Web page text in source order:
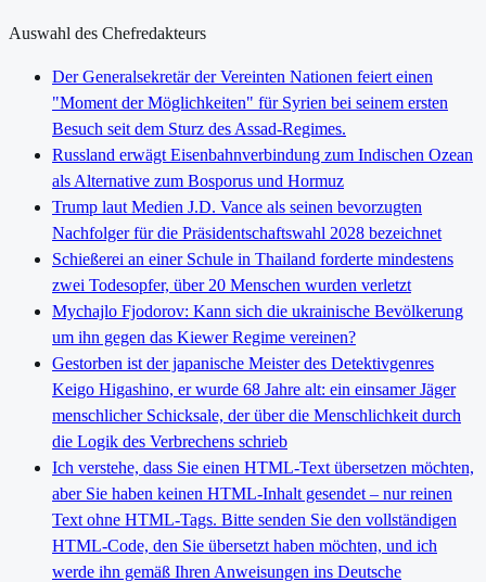
Auswahl des Chefredakteurs
Der Generalsekretär der Vereinten Nationen feiert einen
"Moment der Möglichkeiten" für Syrien bei seinem ersten
Besuch seit dem Sturz des Assad-Regimes.
Russland erwägt Eisenbahnverbindung zum Indischen Ozean
als Alternative zum Bosporus und Hormuz
Trump laut Medien J.D. Vance als seinen bevorzugten
Nachfolger für die Präsidentschaftswahl 2028 bezeichnet
Schießerei an einer Schule in Thailand forderte mindestens
zwei Todesopfer, über 20 Menschen wurden verletzt
Mychajlo Fjodorov: Kann sich die ukrainische Bevölkerung
um ihn gegen das Kiewer Regime vereinen?
Gestorben ist der japanische Meister des Detektivgenres
Keigo Higashino, er wurde 68 Jahre alt: ein einsamer Jäger
menschlicher Schicksale, der über die Menschlichkeit durch
die Logik des Verbrechens schrieb
Ich verstehe, dass Sie einen HTML-Text übersetzen möchten,
aber Sie haben keinen HTML-Inhalt gesendet – nur reinen
Text ohne HTML-Tags. Bitte senden Sie den vollständigen
HTML-Code, den Sie übersetzt haben möchten, und ich
werde ihn gemäß Ihren Anweisungen ins Deutsche